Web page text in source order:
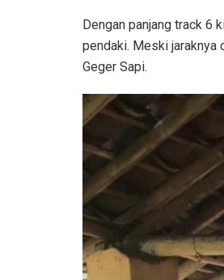
Dengan panjang track 6
pendaki. Meski jaraknya
Geger Sapi.